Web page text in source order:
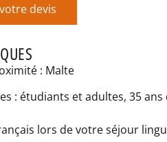
devis
: Malte
: étudiants et adultes, 35 ans
lors de votre séjour